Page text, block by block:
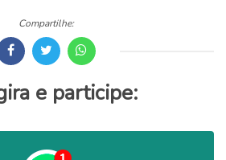
Compartilhe:
e participe: